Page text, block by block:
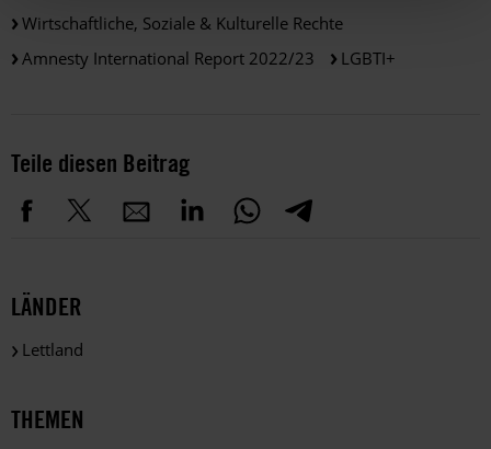
Wirtschaftliche, Soziale & Kulturelle Rechte
Amnesty International Report 2022/23
LGBTI+
Teile diesen Beitrag
LÄNDER
Lettland
THEMEN